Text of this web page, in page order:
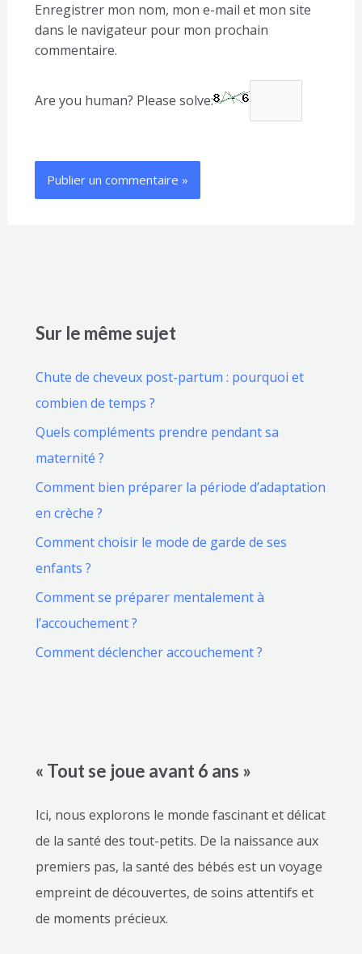
Enregistrer mon nom, mon e-mail et mon site
dans le navigateur pour mon prochain
commentaire.
Are you human? Please solve:
Sur le même sujet
Chute de cheveux post-partum : pourquoi et
combien de temps ?
Quels compléments prendre pendant sa
maternité ?
Comment bien préparer la période d’adaptation
en crèche ?
Comment choisir le mode de garde de ses
enfants ?
Comment se préparer mentalement à
l’accouchement ?
Comment déclencher accouchement ?
« Tout se joue avant 6 ans »
Ici, nous explorons le monde fascinant et délicat
de la santé des tout-petits. De la naissance aux
premiers pas, la santé des bébés est un voyage
empreint de découvertes, de soins attentifs et
de moments précieux.